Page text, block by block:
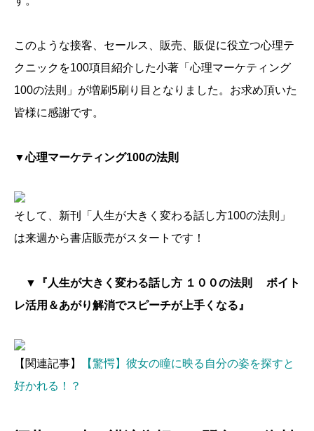
このような接客、セールス、販売、販促に役立つ心理テ
クニックを100項目紹介した小著「心理マーケティング
100の法則」が増刷5刷り目となりました。お求め頂いた
皆様に感謝です。
▼心理マーケティング100の法則
そして、新刊「人生が大きく変わる話し方100の法則」
は来週から書店販売がスタートです！
▼『人生が大きく変わる話し方 １００の法則 ボイト
レ活用＆あがり解消でスピーチが上手くなる』
【関連記事】
【驚愕】彼女の瞳に映る自分の姿を探すと
好かれる！？